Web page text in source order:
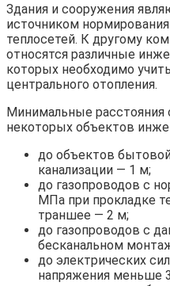
Здания и сооружения
источником
теплосетей. К другому
относятся различные
которых необходимо
центрального отопления.
Минимальные расстояния
некоторых объектов
до объектов
канализации — 1 м;
до газопроводов с
МПа при прокладке
траншее — 2 м;
до газопроводов с
бесканальном
до электрических
напряжения меньше